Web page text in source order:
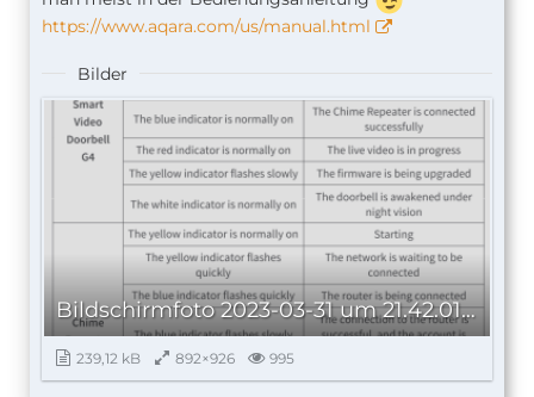
https://www.aqara.com/us/manual.html
Bilder
Bildschirm­foto 2023-03-31 um 21.42.01.png
239,12 kB 892×926 995